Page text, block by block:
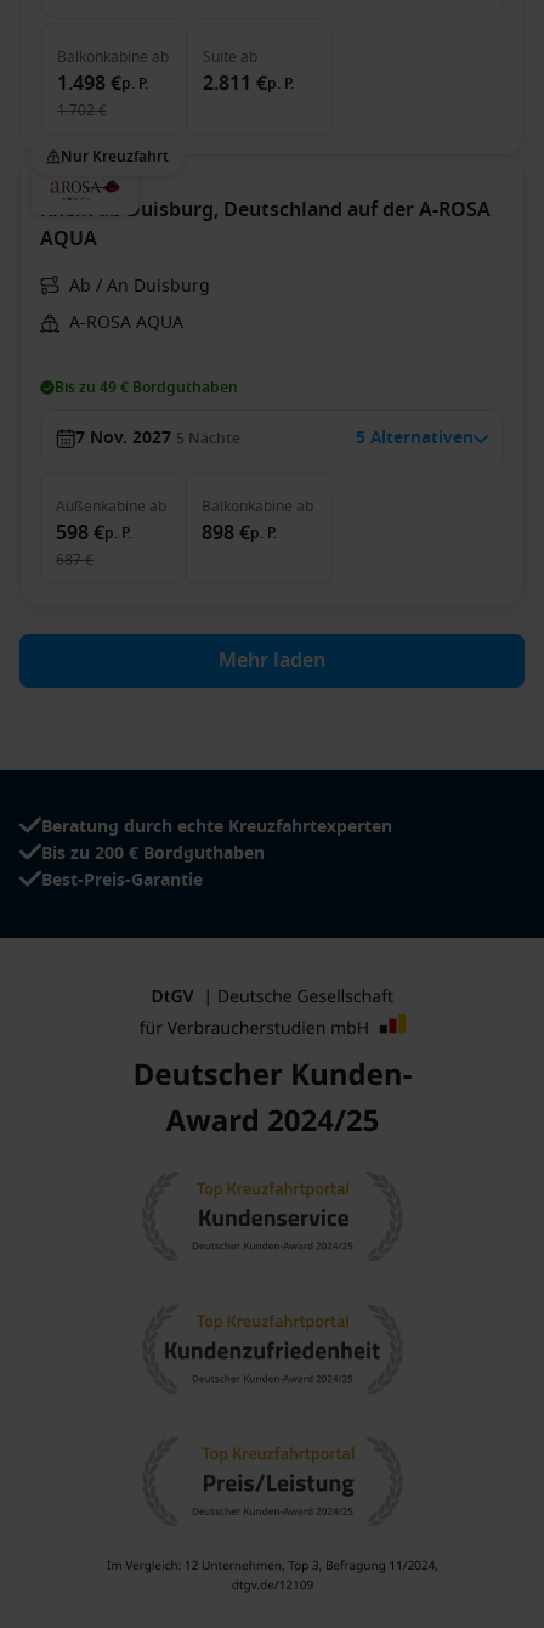
Balkonkabine ab
1.498 €p. P.
1.702 €
Suite ab
2.811 €p. P.
Nur Kreuzfahrt
Rhein ab Duisburg, Deutschland auf der A-ROSA
AQUA
Ab / An Duisburg
A-ROSA AQUA
Bis zu 49 € Bordguthaben
7 Nov. 2027 5 Nächte 5 Alternativen
Außenkabine ab
598 €p. P.
687 €
Balkonkabine ab
898 €p. P.
Mehr laden
Beratung durch echte Kreuzfahrtexperten
Bis zu 200 € Bordguthaben
Best-Preis-Garantie